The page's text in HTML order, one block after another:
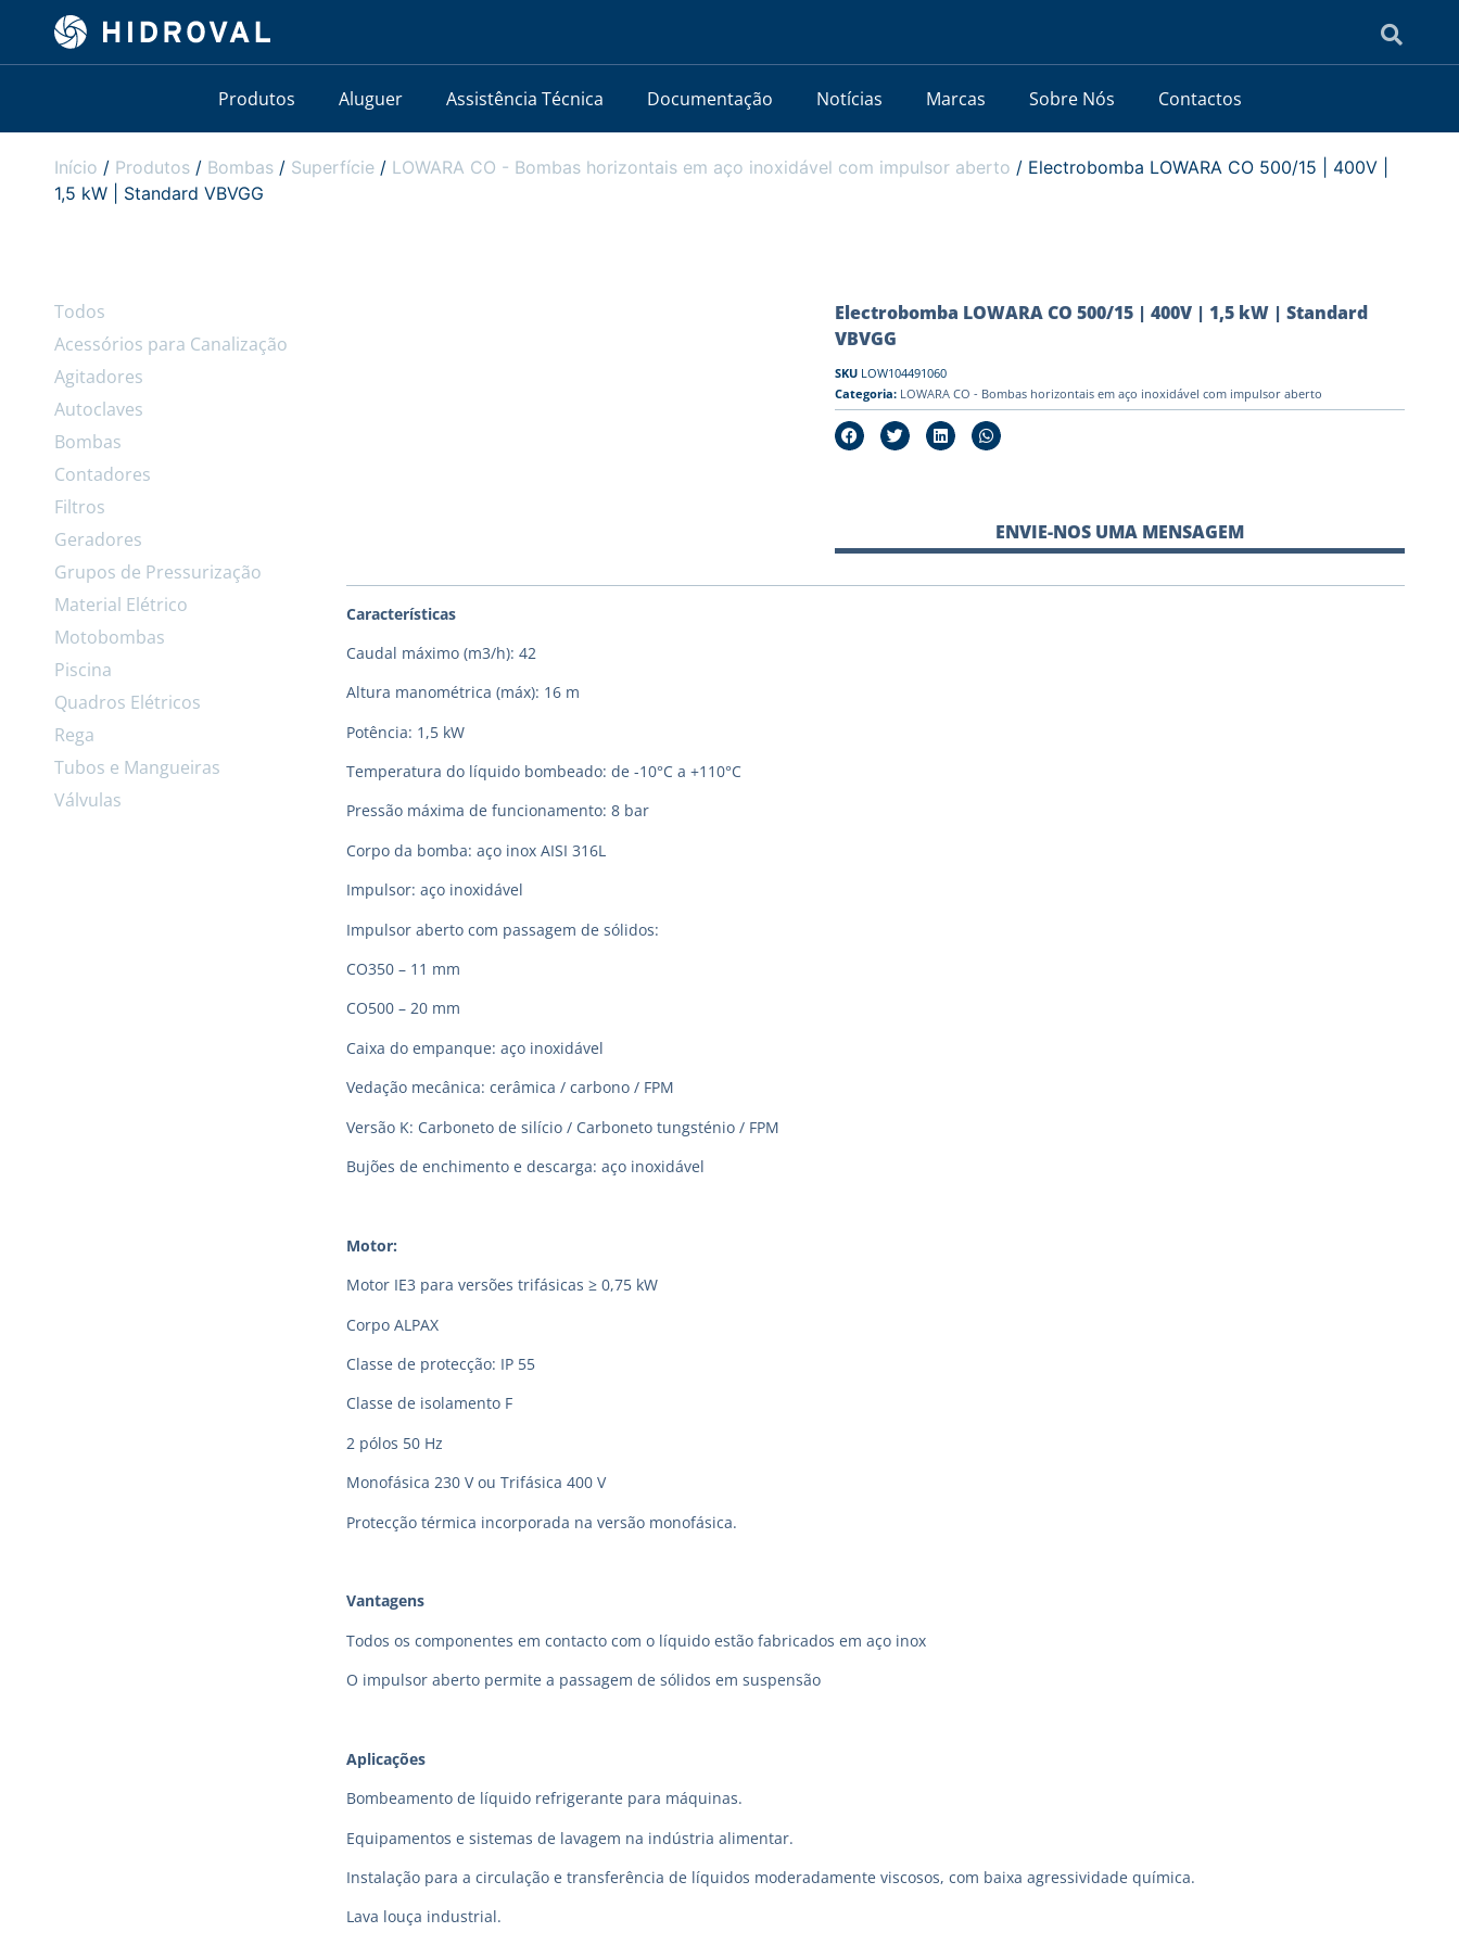
Produtos Aluguer Assistência Técnica Documentação Notícias Marcas Sobre Nós Contactos
Início / Produtos / Bombas / Superfície / LOWARA CO - Bombas horizontais em aço inoxidável com impulsor aberto / Electrobomba LOWARA CO 500/15 | 400V |
1,5 kW | Standard VBVGG
Todos
Acessórios para Canalização
Agitadores
Autoclaves
Bombas
Contadores
Filtros
Geradores
Grupos de Pressurização
Material Elétrico
Motobombas
Piscina
Quadros Elétricos
Rega
Tubos e Mangueiras
Válvulas
Electrobomba LOWARA CO 500/15 | 400V | 1,5 kW | Standard
VBVGG
SKU LOW104491060
Categoria: LOWARA CO - Bombas horizontais em aço inoxidável com impulsor aberto
ENVIE-NOS UMA MENSAGEM
Características
Caudal máximo (m3/h): 42
Altura manométrica (máx): 16 m
Potência: 1,5 kW
Temperatura do líquido bombeado: de -10°C a +110°C
Pressão máxima de funcionamento: 8 bar
Corpo da bomba: aço inox AISI 316L
Impulsor: aço inoxidável
Impulsor aberto com passagem de sólidos:
CO350 – 11 mm
CO500 – 20 mm
Caixa do empanque: aço inoxidável
Vedação mecânica: cerâmica / carbono / FPM
Versão K: Carboneto de silício / Carboneto tungsténio / FPM
Bujões de enchimento e descarga: aço inoxidável
Motor:
Motor IE3 para versões trifásicas ≥ 0,75 kW
Corpo ALPAX
Classe de protecção: IP 55
Classe de isolamento F
2 pólos 50 Hz
Monofásica 230 V ou Trifásica 400 V
Protecção térmica incorporada na versão monofásica.
Vantagens
Todos os componentes em contacto com o líquido estão fabricados em aço inox
O impulsor aberto permite a passagem de sólidos em suspensão
Aplicações
Bombeamento de líquido refrigerante para máquinas.
Equipamentos e sistemas de lavagem na indústria alimentar.
Instalação para a circulação e transferência de líquidos moderadamente viscosos, com baixa agressividade química.
Lava louça industrial.